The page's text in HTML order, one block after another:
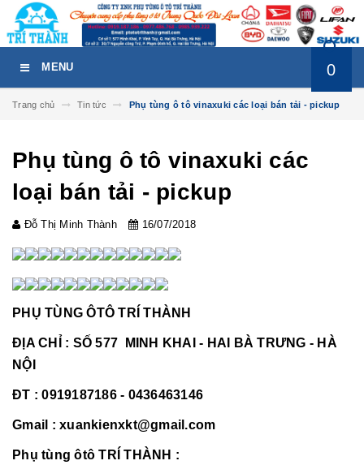
MENU 0
Trang chủ Tin tức Phụ tùng ô tô vinaxuki các loại bán tải - pickup
Phụ tùng ô tô vinaxuki các
loại bán tải - pickup
Đỗ Thị Minh Thành 16/07/2018
PHỤ TÙNG ÔTÔ TRÍ THÀNH
ĐỊA CHỈ : SỐ 577 MINH KHAI - HAI BÀ TRƯNG - HÀ
NỘI
ĐT : 0919187186 - 0436463146
Gmail : xuankienxkt@gmail.com
Phụ tùng ôtô TRÍ THÀNH :